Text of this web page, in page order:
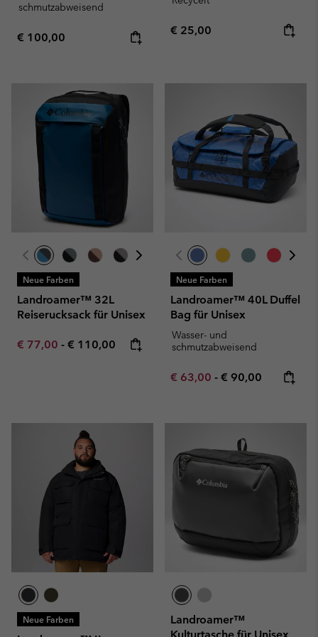
schmutzabweisend
Regular price:
€ 100,00
Regular price:
€ 25,00
Neue Farben
Landroamer™ 32L
Reiserucksack für Unisex
Minimum sale price:
€ 77,00 - Maximum price:
€ 110,00
Neue Farben
Landroamer™ 40L Duffel
Bag für Unisex
Wasser- und
schmutzabweisend
Minimum sale price:
€ 63,00 - Maximum price:
€ 90,00
Neue Farben
Landroamer™